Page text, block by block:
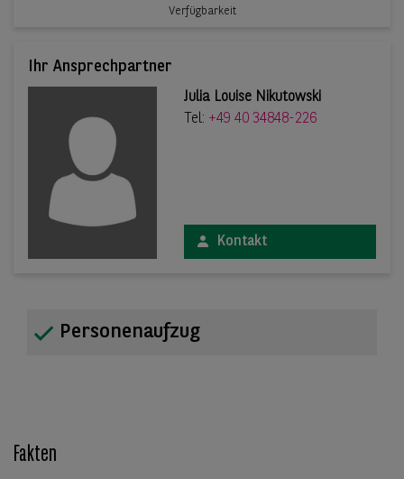
Verfügbarkeit
Ihr Ansprechpartner
Julia Louise Nikutowski
Tel: +49 40 34848-226
Kontakt
Personenaufzug
Fakten